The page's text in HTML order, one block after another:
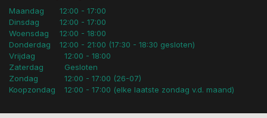
Maandag
Dinsdag
Woensdag
Donderdag
12:00 - 17:00
12:00 - 17:00
12:00 - 18:00
12:00 - 21:00 (17:30 - 18:30 gesloten)
Vrijdag
Zaterdag
Zondag
Koopzondag
12:00 - 18:00
Gesloten
12:00 - 17:00 (26-07)
12:00 - 17:00 (elke laatste zondag v.d. maand)